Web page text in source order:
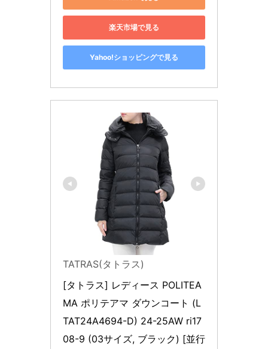
楽天市場で見る
Yahoo!ショッピングで見る
TATRAS(タトラス)
[タトラス] レディース POLITEA
MA ポリテアマ ダウンコート (L
TAT24A4694-D) 24-25AW ri17
08-9 (03サイズ, ブラック) [並行